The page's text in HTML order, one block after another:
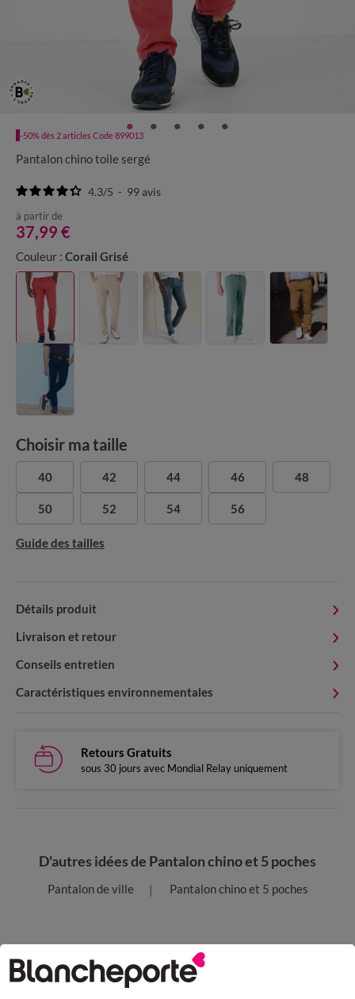
-50% dès 2 articles Code 899013
Pantalon chino toile sergé
4.3/5 - 99avis
à partir de
37,99 €
Couleur : Corail Grisé
Choisir ma taille
40 42 44 46 48
50 52 54 56
Guide des tailles
Détails produit
Livraison et retour
Conseils entretien
Caractéristiques environnementales
Retours Gratuits
sous 30 jours avec Mondial Relay uniquement
D'autres idées de Pantalon chino et 5 poches
Pantalon de ville Pantalon chino et 5 poches
Paiement 100% sécurisé
Payez plus tard ou en plusieurs fois